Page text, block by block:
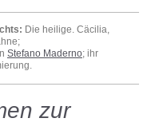
Die heilige. Cäcilia,
Stefano Maderno; ihr
zur